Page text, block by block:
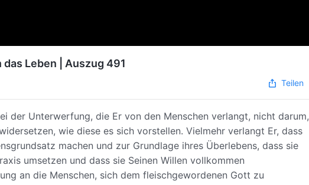
Leben | Auszug 491
Teilen
der Unterwerfung, die Er von den Menschen verlangt, nicht darum,
wie diese es sich vorstellen. Vielmehr verlangt Er, dass
machen und zur Grundlage ihres Überlebens, dass sie
umsetzen und dass sie Seinen Willen vollkommen
an die Menschen, sich dem fleischgewordenen Gott zu